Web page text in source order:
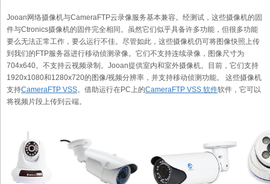
Jooan网络摄像机与CameraFTP云录像服务基本兼容。经测试，这些摄像机的固
件与Ctronics摄像机的固件完全相同。虽然它们似乎具备许多功能，但很多功能
要么无法正常工作，要么运行不佳。尽管如此，这些摄像机仍可将图像快照上传
到我们的FTP服务器进行移动侦测录像。它们不支持连续录像，图像尺寸为
704x640。不支持云视频录制。Jooan提供室内和室外摄像机。目前，它们支持
1920x1080和1280x720的图像/视频分辨率，并支持移动侦测功能。 这些摄像机
支持CameraFTP VSS。借助运行在PC上的CameraFTP VSS 软件软件，它可以
将视频片段上传到云端。